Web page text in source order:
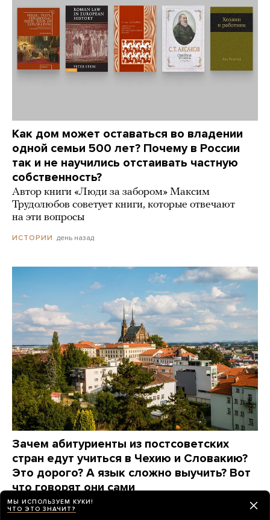
Как дом может оставаться во владении
одной семьи 500 лет? Почему в России
так и не научились отстаивать частную
собственность?
Автор книги «Люди за забором» Максим
Трудолюбов советует книги, которые отвечают
на эти вопросы
ИСТОРИИ день назад
Зачем абитуриенты из постсоветских
стран едут учиться в Чехию и Словакию?
Это дорого? А язык сложно выучить? Вот
что говорят они сами
ПАРТНЕРСКИЙ МАТЕРИАЛ
МЫ ИСПОЛЬЗУЕМ КУКИ!
ЧТО ЭТО ЗНАЧИТ?